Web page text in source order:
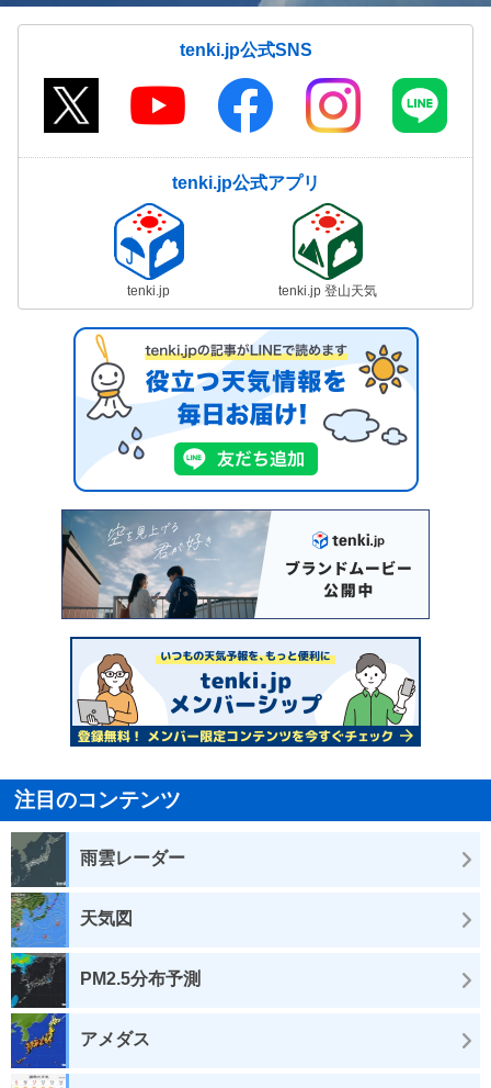
tenki.jp公式SNS
tenki.jp公式アプリ
tenki.jp tenki.jp 登山天気
注目のコンテンツ
雨雲レーダー
天気図
PM2.5分布予測
アメダス